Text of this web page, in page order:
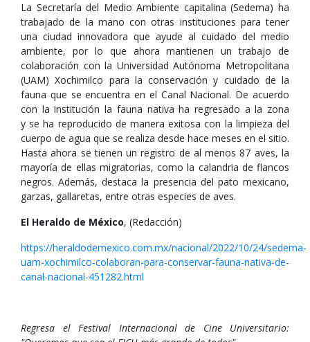
La Secretaría del Medio Ambiente capitalina (Sedema) ha
trabajado de la mano con otras instituciones para tener
una ciudad innovadora que ayude al cuidado del medio
ambiente, por lo que ahora mantienen un trabajo de
colaboración con la Universidad Autónoma Metropolitana
(UAM) Xochimilco para la conservación y cuidado de la
fauna que se encuentra en el Canal Nacional. De acuerdo
con la institución la fauna nativa ha regresado a la zona
y se ha reproducido de manera exitosa con la limpieza del
cuerpo de agua que se realiza desde hace meses en el sitio.
Hasta ahora se tienen un registro de al menos 87 aves, la
mayoría de ellas migratorias, como la calandria de flancos
negros. Además, destaca la presencia del pato mexicano,
garzas, gallaretas, entre otras especies de aves.
El Heraldo de México, (Redacción)
https://heraldodemexico.com.mx/nacional/2022/10/24/sedema-
uam-xochimilco-colaboran-para-conservar-fauna-nativa-de-
canal-nacional-451282.html
Regresa el Festival Internacional de Cine Universitario: